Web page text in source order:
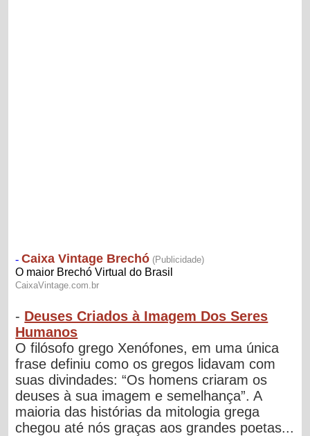
- Deuses Criados à Imagem Dos Seres
Humanos
O filósofo grego Xenófones, em uma única
frase definiu como os gregos lidavam com
suas divindades: “Os homens criaram os
deuses à sua imagem e semelhança”. A
maioria das histórias da mitologia grega
chegou até nós graças aos grandes poetas...